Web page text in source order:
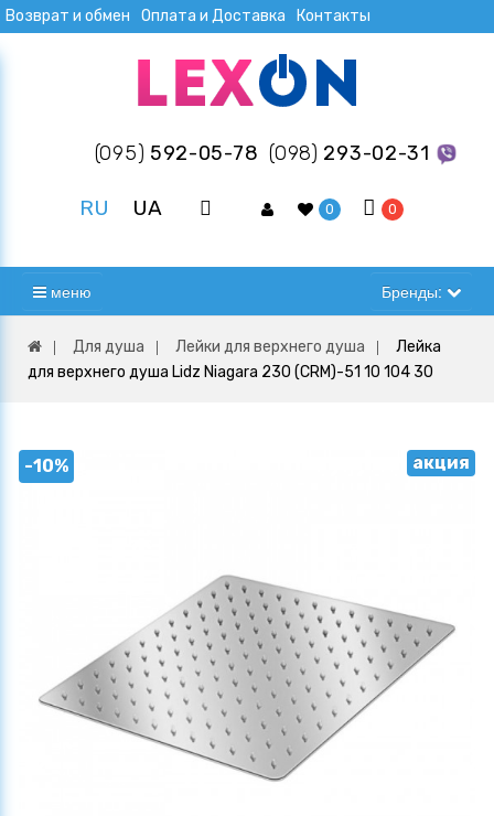
Возврат и обмен Оплата и Доставка Контакты
(095) 592-05-78 (098) 293-02-31
RU UA 0 0
меню Бренды:
Для душа Лейки для верхнего душа
Лейка
для верхнего душа Lidz Niagara 230 (CRM)-51 10 104 30
-10% акция